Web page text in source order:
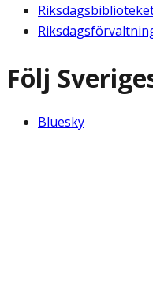
Följ
Bluesky